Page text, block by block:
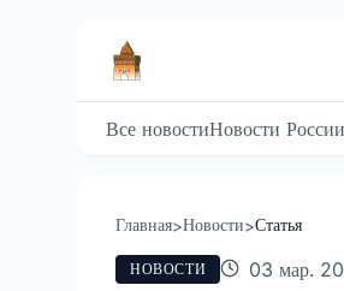
Все новостиНовости России
Главная>Новости>Статья
НОВОСТИ 03 мар.